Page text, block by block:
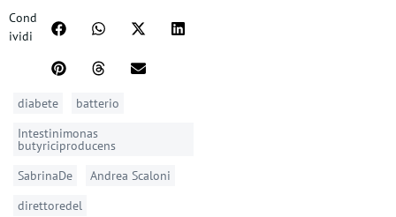
Cond
ividi
diabete
batterio
Intestinimonas
butyriciproducens
SabrinaDe
Andrea Scaloni
direttoredel